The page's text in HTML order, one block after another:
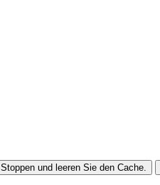
Stoppen und leeren Sie den Cache.